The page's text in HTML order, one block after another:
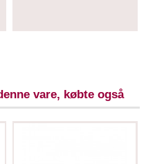
vare, købte også